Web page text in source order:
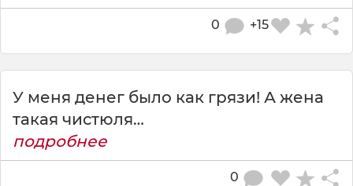
+15
0
У меня денег было как грязи! А жена
такая чистюля…
подробнее
0